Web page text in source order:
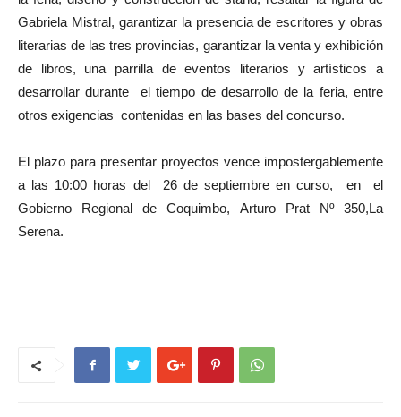
Gabriela Mistral, garantizar la presencia de escritores y obras
literarias de las tres provincias, garantizar la venta y exhibición
de libros, una parrilla de eventos literarios y artísticos a
desarrollar durante el tiempo de desarrollo de la feria, entre
otros exigencias contenidas en las bases del concurso.
El plazo para presentar proyectos vence impostergablemente
a las 10:00 horas del 26 de septiembre en curso, en el
Gobierno Regional de Coquimbo, Arturo Prat Nº 350,La
Serena.